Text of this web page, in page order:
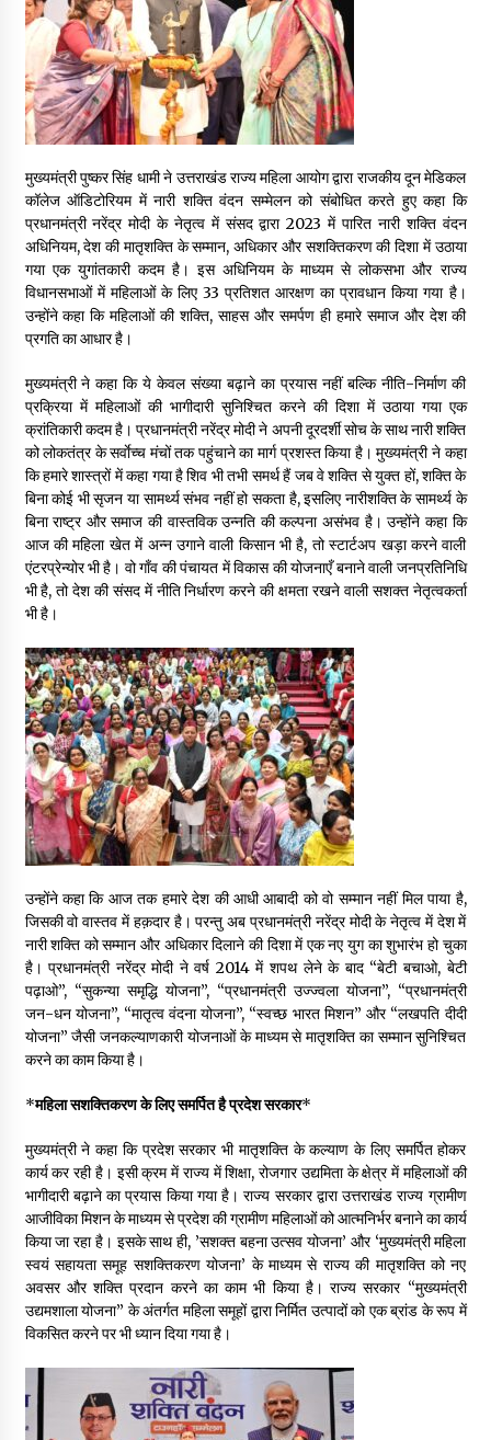
May 16, 2022
Thought Of The Day 14 May
May 14, 2022
Thought Of The Day 13 May
May 13, 2022
Thought Of The Day 12 May
May 12, 2022
Thought Of The Day 11 May
May 11, 2022
Thought Of The Day 10 May
May 10, 2022
Thought Of The Day 9 May
मुख्यमंत्री पुष्कर सिंह धामी ने उत्तराखंड राज्य महिला आयोग द्वारा राजकीय दून मेडिकल
कॉलेज ऑडिटोरियम में नारी शक्ति वंदन सम्मेलन को संबोधित करते हुए कहा कि
प्रधानमंत्री नरेंद्र मोदी के नेतृत्व में संसद द्वारा 2023 में पारित नारी शक्ति वंदन
अधिनियम, देश की मातृशक्ति के सम्मान, अधिकार और सशक्तिकरण की दिशा में उठाया
गया एक युगांतकारी कदम है। इस अधिनियम के माध्यम से लोकसभा और राज्य
विधानसभाओं में महिलाओं के लिए 33 प्रतिशत आरक्षण का प्रावधान किया गया है।
उन्होंने कहा कि महिलाओं की शक्ति, साहस और समर्पण ही हमारे समाज और देश की
प्रगति का आधार है।
मुख्यमंत्री ने कहा कि ये केवल संख्या बढ़ाने का प्रयास नहीं बल्कि नीति-निर्माण की
प्रक्रिया में महिलाओं की भागीदारी सुनिश्चित करने की दिशा में उठाया गया एक
क्रांतिकारी कदम है। प्रधानमंत्री नरेंद्र मोदी ने अपनी दूरदर्शी सोच के साथ नारी शक्ति
को लोकतंत्र के सर्वाेच्च मंचों तक पहुंचाने का मार्ग प्रशस्त किया है। मुख्यमंत्री ने कहा
कि हमारे शास्त्रों में कहा गया है शिव भी तभी समर्थ हैं जब वे शक्ति से युक्त हों, शक्ति के
बिना कोई भी सृजन या सामर्थ्य संभव नहीं हो सकता है, इसलिए नारीशक्ति के सामर्थ्य के
बिना राष्ट्र और समाज की वास्तविक उन्नति की कल्पना असंभव है। उन्होंने कहा कि
आज की महिला खेत में अन्न उगाने वाली किसान भी है, तो स्टार्टअप खड़ा करने वाली
एंटरप्रेन्योर भी है। वो गाँव की पंचायत में विकास की योजनाएँ बनाने वाली जनप्रतिनिधि
भी है, तो देश की संसद में नीति निर्धारण करने की क्षमता रखने वाली सशक्त नेतृत्वकर्ता
भी है।
उन्होंने कहा कि आज तक हमारे देश की आधी आबादी को वो सम्मान नहीं मिल पाया है,
जिसकी वो वास्तव में हक़दार है। परन्तु अब प्रधानमंत्री नरेंद्र मोदी के नेतृत्व में देश में
नारी शक्ति को सम्मान और अधिकार दिलाने की दिशा में एक नए युग का शुभारंभ हो चुका
है। प्रधानमंत्री नरेंद्र मोदी ने वर्ष 2014 में शपथ लेने के बाद “बेटी बचाओ, बेटी
पढ़ाओ”, “सुकन्या समृद्धि योजना”, “प्रधानमंत्री उज्ज्वला योजना”, “प्रधानमंत्री
जन-धन योजना”, “मातृत्व वंदना योजना”, “स्वच्छ भारत मिशन” और “लखपति दीदी
योजना” जैसी जनकल्याणकारी योजनाओं के माध्यम से मातृशक्ति का सम्मान सुनिश्चित
करने का काम किया है।
*महिला सशक्तिकरण के लिए समर्पित है प्रदेश सरकार*
मुख्यमंत्री ने कहा कि प्रदेश सरकार भी मातृशक्ति के कल्याण के लिए समर्पित होकर
कार्य कर रही है। इसी क्रम में राज्य में शिक्षा, रोजगार उद्यमिता के क्षेत्र में महिलाओं की
भागीदारी बढ़ाने का प्रयास किया गया है। राज्य सरकार द्वारा उत्तराखंड राज्य ग्रामीण
आजीविका मिशन के माध्यम से प्रदेश की ग्रामीण महिलाओं को आत्मनिर्भर बनाने का कार्य
किया जा रहा है। इसके साथ ही, ’सशक्त बहना उत्सव योजना’ और ‘मुख्यमंत्री महिला
स्वयं सहायता समूह सशक्तिकरण योजना’ के माध्यम से राज्य की मातृशक्ति को नए
अवसर और शक्ति प्रदान करने का काम भी किया है। राज्य सरकार ‘‘मुख्यमंत्री
उद्यमशाला योजना” के अंतर्गत महिला समूहों द्वारा निर्मित उत्पादों को एक ब्रांड के रूप में
विकसित करने पर भी ध्यान दिया गया है।